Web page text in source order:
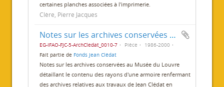
certaines planches associées à l'imprimerie.
Clère, Pierre Jacques
Notes sur les archives conservées au Louvre
EG-IFAO-FJC-5-ArchCledat_0010-7 Pièce
1986-2000
Fait partie de Fonds Jean Clédat
Notes sur les archives conservées au Musée du Louvre
détaillant le contenu des rayons d'une armoire renfermant
des archives relatives aux travaux de Jean Clédat en